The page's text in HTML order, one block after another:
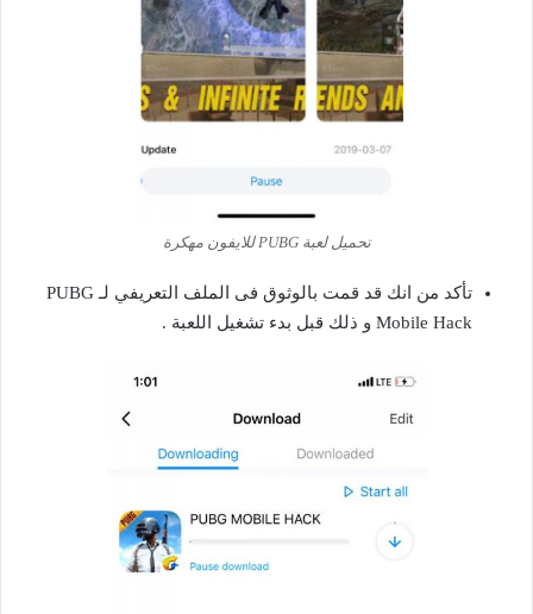
تحميل لعبة PUBG للايفون مهكرة
تأكد من انك قد قمت بالوثوق فى الملف التعريفي لـ PUBG
Mobile Hack و ذلك قبل بدء تشغيل اللعبة .